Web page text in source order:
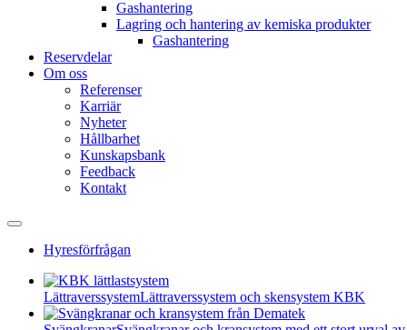
Gashantering
Lagring och hantering av kemiska produkter
Gashantering
Reservdelar
Om oss
Referenser
Karriär
Nyheter
Hållbarhet
Kunskapsbank
Feedback
Kontakt
Hyresförfrågan
LättraverssystemLättraverssystem och skensystem KBK